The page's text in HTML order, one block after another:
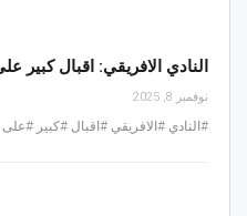
النادي الافريقي: اقبال كبير
نوفمبر 8, 2025
#النادي #الافريقي #اقبال #كبير